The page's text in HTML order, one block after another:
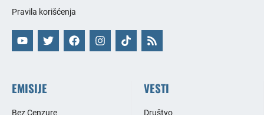
Pravila korišćenja
EMISIJE
Bez Cenzure
VESTI
Društvo